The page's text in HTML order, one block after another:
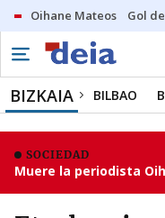
Oihane Mateos Gol
BIZKAIA BILBAO
SOCIEDAD
Muere la periodista